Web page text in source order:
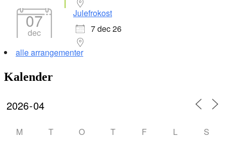
07
dec
Julefrokost
7 dec 26
alle arrangementer
Kalender
M T O T F L S